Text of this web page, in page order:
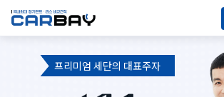
프리미엄 세단의 대표주자